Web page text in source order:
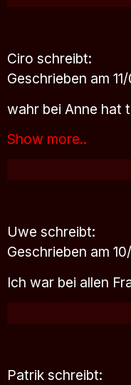
Ciro schreibt:
Geschrieben am
wahr bei Anne hat
Show more..
Uwe schreibt:
Geschrieben am
Ich war bei allen
Patrik schreibt: